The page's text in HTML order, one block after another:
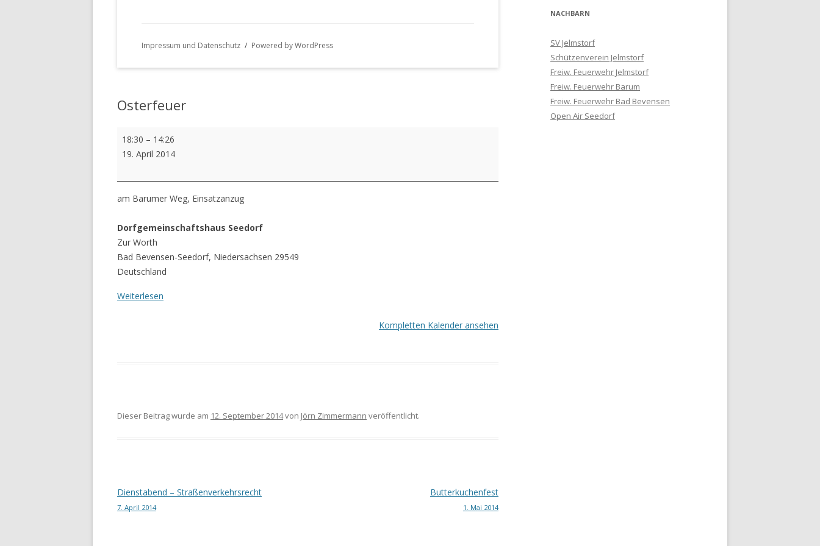
g
e
Impressum und Datenschutz Powered by WordPress
Osterfeuer
Osterfeuer
18:30 – 14:26
19. April 2014
am Barumer Weg, Einsatzanzug
Dorfgemeinschaftshaus Seedorf
Zur Worth
Bad Bevensen-Seedorf, Niedersachsen 29549
Deutschland
Weiterlesen
Kompletten Kalender ansehen
Dieser Beitrag wurde am 12. September 2014von Jörn Zimmermann veröffentlicht.
Beitragsnavigation
Dienstabend – Straßenverkehrsrecht
7. April 2014
Butterkuchenfest
1. Mai 2014
NACHBARN
SV Jelmstorf
Schützenverein Jelmstorf
Freiw. Feuerwehr Jelmstorf
Freiw. Feuerwehr Barum
Freiw. Feuerwehr Bad Bevensen
Open Air Seedorf